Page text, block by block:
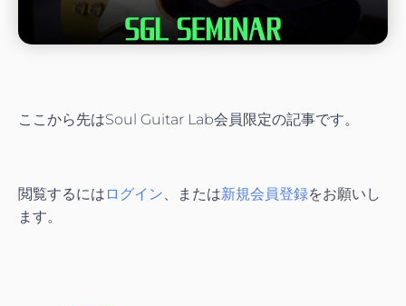
ここから先はSoul Guitar Lab会員限定の記事です。
閲覧するには ログイン、または新規会員登録をお願いし
ます。